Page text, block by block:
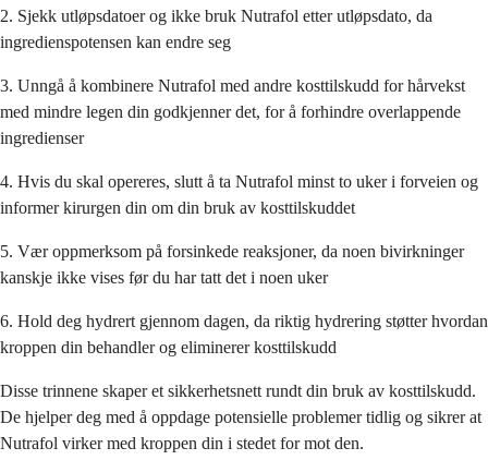
2. Sjekk utløpsdatoer og ikke bruk Nutrafol etter utløpsdato, da
ingredienspotensen kan endre seg
3. Unngå å kombinere Nutrafol med andre kosttilskudd for hårvekst
med mindre legen din godkjenner det, for å forhindre overlappende
ingredienser
4. Hvis du skal opereres, slutt å ta Nutrafol minst to uker i forveien og
informer kirurgen din om din bruk av kosttilskuddet
5. Vær oppmerksom på forsinkede reaksjoner, da noen bivirkninger
kanskje ikke vises før du har tatt det i noen uker
6. Hold deg hydrert gjennom dagen, da riktig hydrering støtter hvordan
kroppen din behandler og eliminerer kosttilskudd
Disse trinnene skaper et sikkerhetsnett rundt din bruk av kosttilskudd.
De hjelper deg med å oppdage potensielle problemer tidlig og sikrer at
Nutrafol virker med kroppen din i stedet for mot den.